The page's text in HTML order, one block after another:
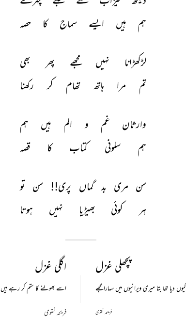
ہم
ہیں ایسے سماج کا حصہ
لڑکھڑانا نہیں مجھے پھر
بھی
تم
مرا ہاتھ تھام کر رکھنا
وارثان غم و الم ہیں
ہم
ہم
سلونی کتاب کا قصہ
سن مری بد گماں پری!! سن تو
ہر
کوئی بھیڑیا نہیں ہوتا
اگلی غزل
اسے بھولنے کا ستم کر رہے ہیں
فریحہ نقوی
پچھلی غزل
کیوں دیا تھا بتا میری ویرانیوں میں سہارا مجھے
فریحہ نقوی